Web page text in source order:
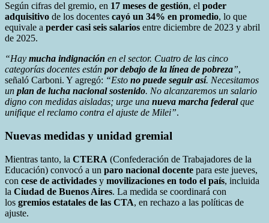
Según cifras del gremio, en 17 meses de gestión, el poder
adquisitivo de los docentes cayó un 34% en promedio, lo que
equivale a perder casi seis salarios entre diciembre de 2023 y abril
de 2025.
“Hay mucha indignación en el sector. Cuatro de las cinco
categorías docentes están por debajo de la línea de pobreza”,
señaló Carboni. Y agregó: “Esto no puede seguir así. Necesitamos
un plan de lucha nacional sostenido. No alcanzaremos un salario
digno con medidas aisladas; urge una nueva marcha federalque
unifique el reclamo contra el ajuste de Milei”.
Nuevas medidas y unidad gremial
Mientras tanto, la CTERA (Confederación de Trabajadores de la
Educación) convocó a un paro nacional docente para este jueves,
con cese de actividades y movilizaciones en todo el país, incluida
la Ciudad de Buenos Aires. La medida se coordinará con
los gremios estatales de las CTA, en rechazo a las políticas de
ajuste.